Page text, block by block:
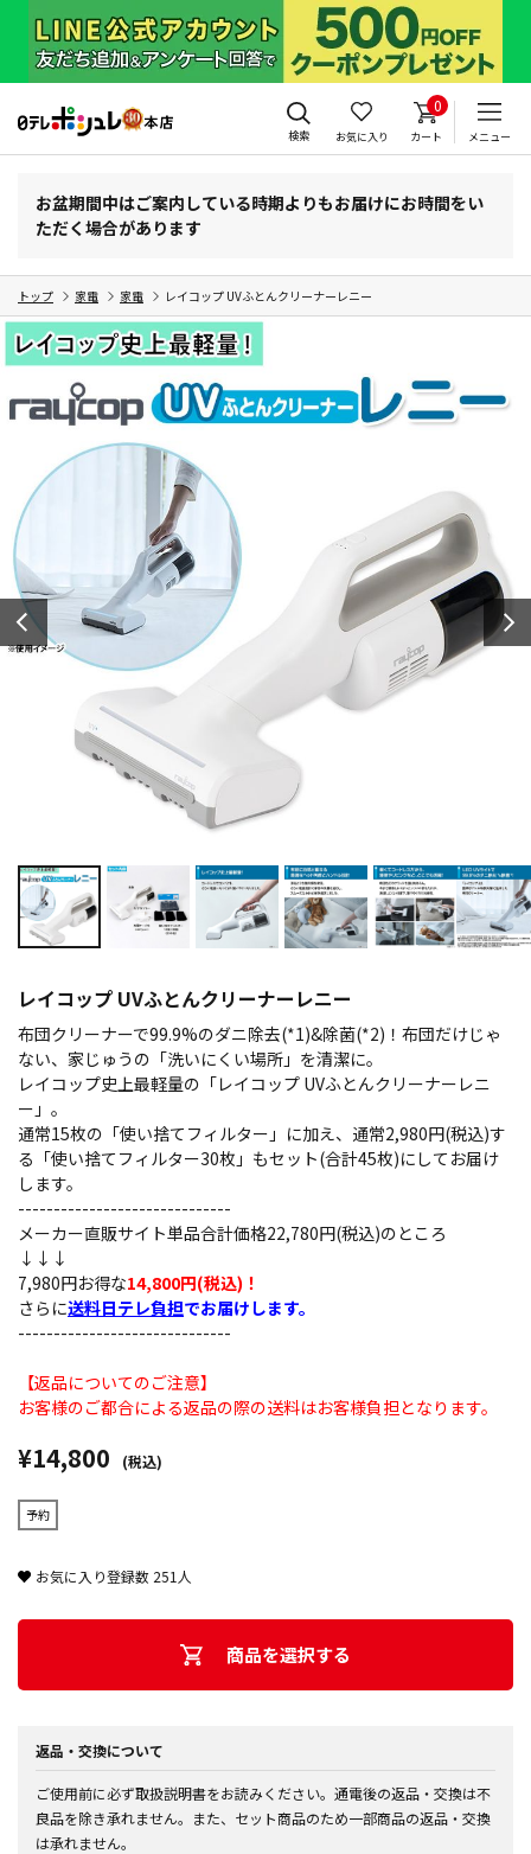
検索 お気に入り
0
カート メニュー
お盆期間中はご案内している時期よりもお届けにお時間をい
ただく場合があります
トップ 家電 家電 レイコップ UVふとんクリーナーレニー
レイコップ UVふとんクリーナーレニー
布団クリーナーで99.9%のダニ除去(*1)&除菌(*2)！布団だけじゃ
ない、家じゅうの「洗いにくい場所」を清潔に。
レイコップ史上最軽量の「レイコップ UVふとんクリーナーレニ
ー」。
通常15枚の「使い捨てフィルター」に加え、通常2,980円(税込)す
る「使い捨てフィルター30枚」もセット(合計45枚)にしてお届け
します。
------------------------------
メーカー直販サイト単品合計価格22,780円(税込)のところ
↓↓↓
7,980円お得な14,800円(税込)！
さらに送料日テレ負担でお届けします。
------------------------------
【返品についてのご注意】
お客様のご都合による返品の際の送料はお客様負担となります。
¥14,800 (税込)
予約
お気に入り登録数 251 人
商品を選択する
返品・交換について
ご使用前に必ず取扱説明書をお読みください。通電後の返品・交換は不
良品を除き承れません。また、セット商品のため一部商品の返品・交換
は承れません。